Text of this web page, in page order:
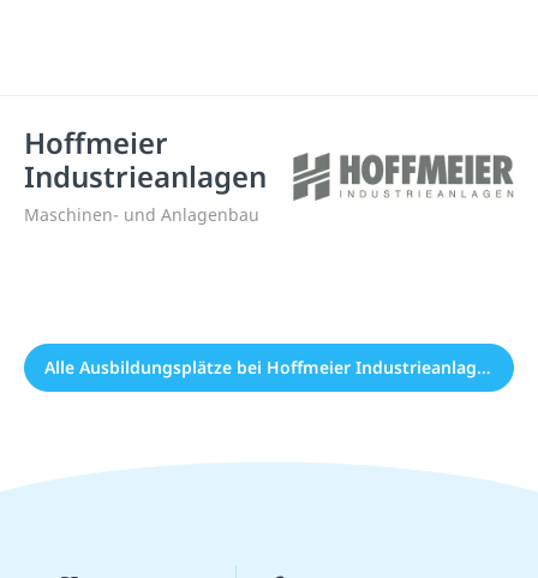
Hoffmeier
Industrieanlagen
Maschinen- und Anlagenbau
Alle Ausbildungsplätze bei Hoffmeier Industrieanlagen (0)